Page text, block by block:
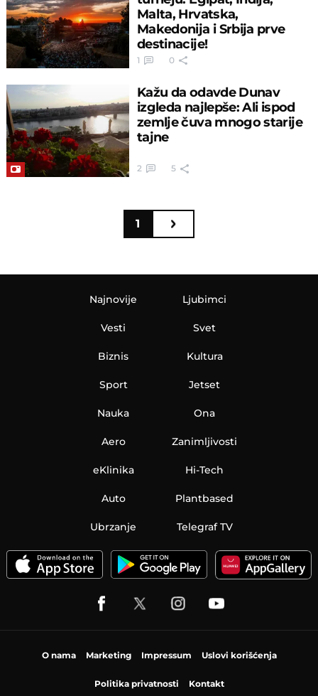
Malta, Hrvatska,
Makedonija i Srbija prve
destinacije!
1 0
Kažu da odavde Dunav
izgleda najlepše: Ali ispod
zemlje čuva mnogo starije
tajne
2 5
1
Najnovije
Vesti
Biznis
Sport
Nauka
Aero
Ljubimci
Svet
Kultura
Jetset
Ona
Zanimljivosti
eKlinika Hi-Tech
Auto Plantbased
Ubrzanje Telegraf TV
O nama Marketing Impressum Uslovi korišćenja
Politika privatnosti Kontakt